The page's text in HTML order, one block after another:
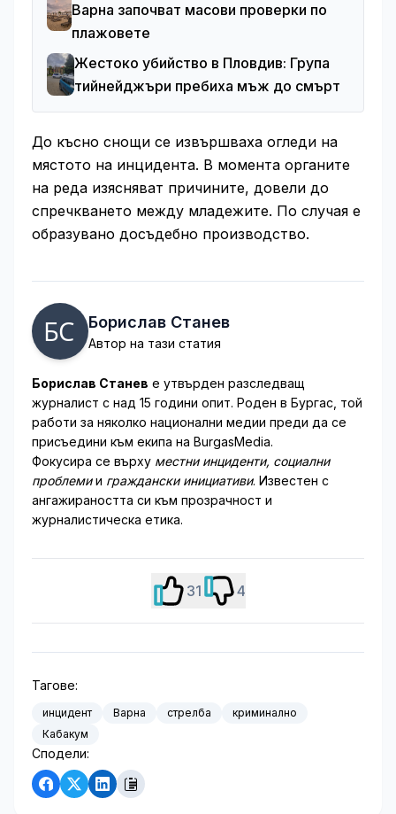
Варна започват масови проверки по
плажовете
Жестоко убийство в Пловдив: Група
тийнейджъри пребиха мъж до смърт
До късно снощи се извършваха огледи на
мястото на инцидента. В момента органите
на реда изясняват причините, довели до
спречкването между младежите. По случая е
образувано досъдебно производство.
Борислав Станев
Автор на тази статия
Борислав Станев е утвърден разследващ
журналист с над 15 години опит. Роден в Бургас, той
работи за няколко национални медии преди да се
присъедини към екипа на BurgasMedia.
Фокусира се върху местни инциденти, социални
проблемии граждански инициативи. Известен с
ангажираността си към прозрачност и
журналистическа етика.
31 4
Тагове:
инцидент Варна стрелба
криминално
Кабакум
Сподели: